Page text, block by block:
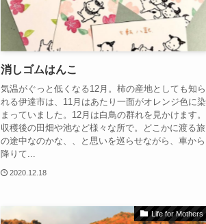
消しゴムはんこ
気温がぐっと低くなる12月。柿の産地としても知ら
れる伊達市は、11月はあたり一面がオレンジ色に染
まっていました。12月は白鳥の群れを見かけます。
収穫後の田畑や池など様々な所で。どこかに渡る旅
の途中なのかな、、と思いを巡らせながら、車から
降りて...
2020.12.18
Life for Mothers